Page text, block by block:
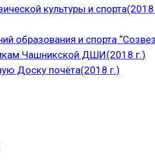
культуры и спорта(2018
образования и спорта
Чашникской ДШИ(2018 г.)
Доску почёта(2018 г.)